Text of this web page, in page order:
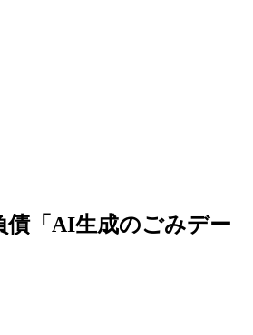
債「AI生成のごみデー